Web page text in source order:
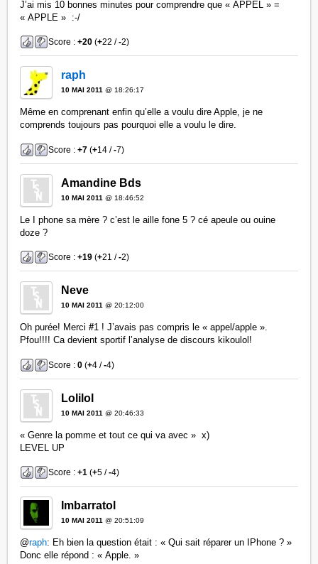
J’ai mis 10 bonnes minutes pour comprendre que « APPEL » =
« APPLE » :-/
Score :+20 (+22 /-2)
raph
10 MAI 2011 @ 18:26:17
Même en comprenant enfin qu’elle a voulu dire Apple, je ne
comprends toujours pas pourquoi elle a voulu le dire.
Score :+7 (+14 /-7)
Amandine Bds
10 MAI 2011 @ 18:46:52
Le I phone sa mère ? c’est le aille fone 5 ? cé apeule ou ouine
doze ?
Score :+19 (+21 /-2)
Neve
10 MAI 2011 @ 20:12:00
Oh purée! Merci#1 ! J’avais pas compris le « appel/apple ».
Pfou!!!! Ca devient sportif l’analyse de discours kikoulol!
Score :0 (+4 /-4)
Lolilol
10 MAI 2011 @ 20:46:33
« Genre la pomme et tout ce qui va avec » x)
LEVEL UP
Score :+1 (+5 /-4)
Imbarratol
10 MAI 2011 @ 20:51:09
@raph: Eh bien la question était : « Qui sait réparer un IPhone ? »
Donc elle répond : « Apple. »